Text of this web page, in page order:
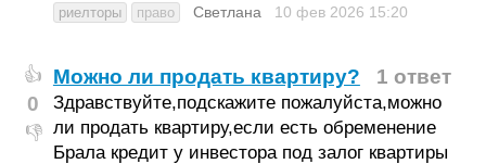
риелторы
право Светлана 10 фев 2026 15:20
👍
0
👎
Можно ли продать квартиру? 1 ответ
Здравствуйте,подскажите пожалуйста,можно
ли продать квартиру,если есть обременение
Брала кредит у инвестора под залог квартиры